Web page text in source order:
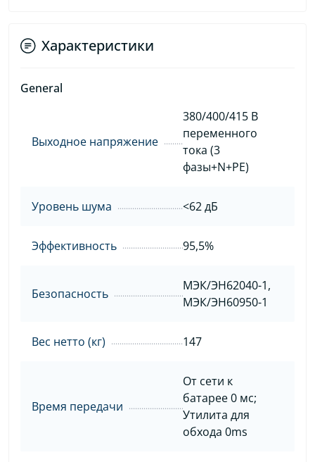
Характеристики
General
Выходное напряжение
380/400/415 В
переменного
тока (3
фазы+N+PE)
Уровень шума <62 дБ
Эффективность 95,5%
Безопасность
МЭК/ЭН62040-1,
МЭК/ЭН60950-1
Вес нетто (кг) 147
Время передачи
От сети к
батарее 0 мс;
Утилита для
обхода 0ms